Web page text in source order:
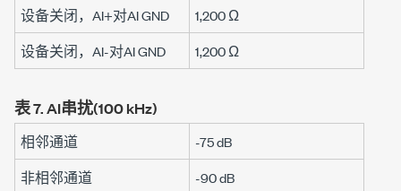
设备关闭，AI+对AI GND
1,200 Ω
设备关闭，AI-对AI GND
1,200 Ω
表 7.AI串扰(100 kHz)
相邻通道
-75 dB
非相邻通道
-90 dB